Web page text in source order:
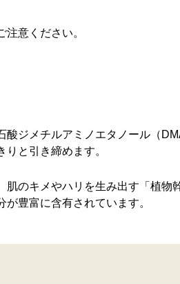
注意ください。
酸ジメチルアミノエタノール（
と引き締めます。
肌のキメやハリを生み出す「植物
豊富に含有されています。